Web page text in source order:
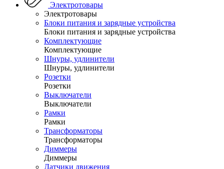
Электротовары
Электротовары
Блоки питания и зарядные устройства
Блоки питания и зарядные устройства
Комплектующие
Комплектующие
Шнуры, удлинители
Шнуры, удлинители
Розетки
Розетки
Выключатели
Выключатели
Рамки
Рамки
Трансформаторы
Трансформаторы
Диммеры
Диммеры
Датчики движения